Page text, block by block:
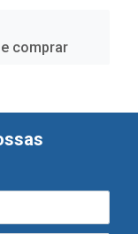
comprar